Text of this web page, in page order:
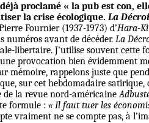
proclamé « la pub est con,
la crise écologique. La
Fournier (1937-1973) d’Hara-
numéros avant de décéder. La
libertaire. J’utilise souvent cette
une provocation bien évidemment
mémoire, rappelons juste que
sur cet hebdomadaire satirique,
la revue nord-américaine
formule : « Il faut tuer les
vraiment ne se compte pas, à